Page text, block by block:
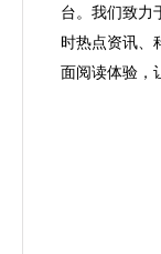
台。我们致力
时热点资讯、
面阅读体验，